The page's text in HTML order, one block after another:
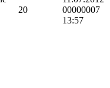
20
00000007
13:57